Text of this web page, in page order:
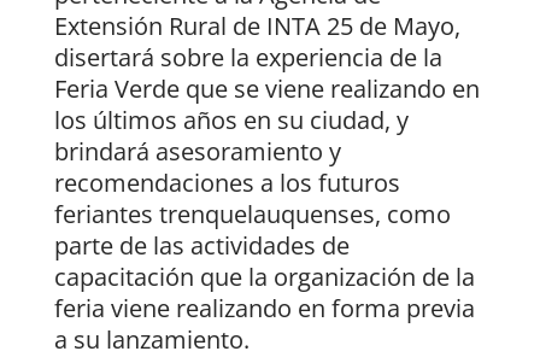
Extensión Rural de INTA 25 de Mayo,
disertará sobre la experiencia de la
Feria Verde que se viene realizando en
los últimos años en su ciudad, y
brindará asesoramiento y
recomendaciones a los futuros
feriantes trenquelauquenses, como
parte de las actividades de
capacitación que la organización de la
feria viene realizando en forma previa
a su lanzamiento.